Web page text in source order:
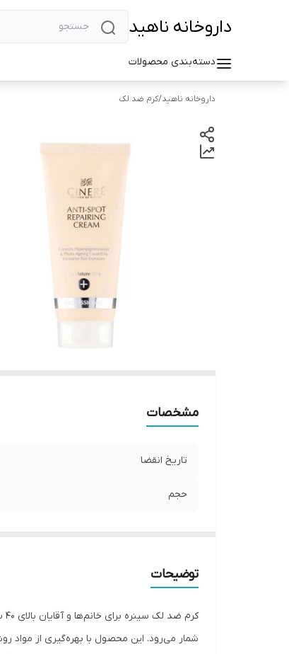
داروخانه ناهید
دسته‌بندی محصولات
داروخانه ناهید/کرم ضد لک
مشخصات
تاریخ انقضا
حجم
توضیحات